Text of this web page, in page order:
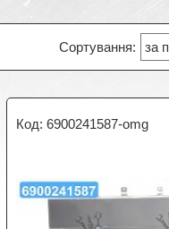
6900241587-omg